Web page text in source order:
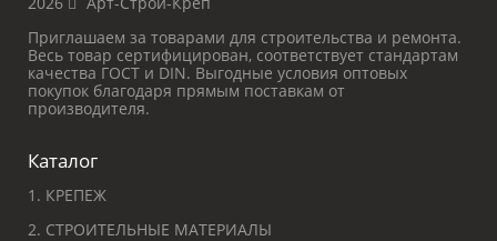
Приглашаем за товарами для строительства и ремонта.
Весь товар сертифицирован, соответствует стандартам
качества ГОСТ и DIN. Выгодные условия оптовых
покупок благодаря прямым поставкам от
производителя.
Каталог
1. КРЕПЕЖ
2. СТРОИТЕЛЬНЫЕ МАТЕРИАЛЫ